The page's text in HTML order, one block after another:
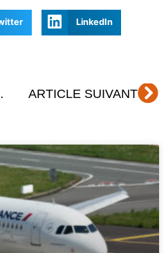
LinkedIn
ARTICLE SUIVANT